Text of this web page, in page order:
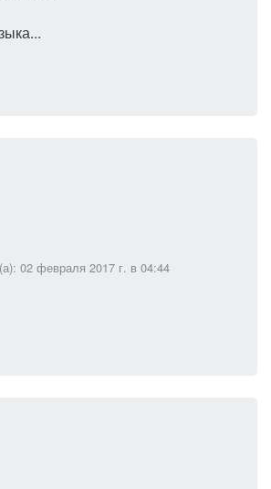
02 февраля 2017 г. в 04:44